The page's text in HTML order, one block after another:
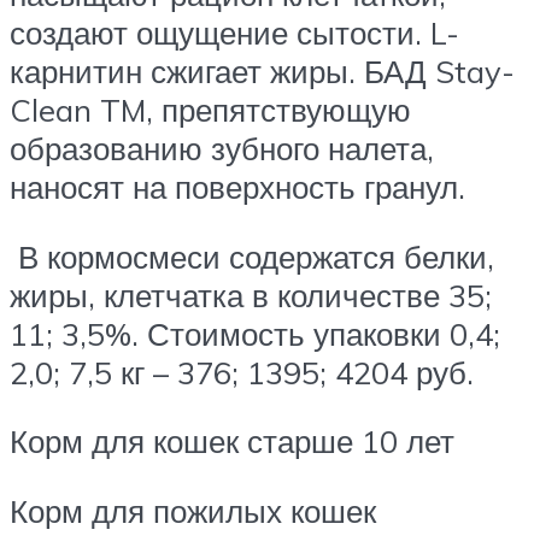
создают ощущение сытости. L-
карнитин сжигает жиры. БАД Stay-
Clean TM, препятствующую
образованию зубного налета,
наносят на поверхность гранул.
В кормосмеси содержатся белки,
жиры, клетчатка в количестве 35;
11; 3,5%. Стоимость упаковки 0,4;
2,0; 7,5 кг – 376; 1395; 4204 руб.
Корм для кошек старше 10 лет
Корм для пожилых кошек